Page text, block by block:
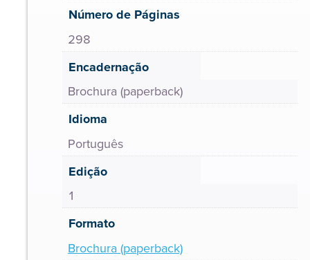
Número de Páginas
298
Encadernação
Brochura (paperback)
Idioma
Português
Edição
1
Formato
Brochura (paperback)